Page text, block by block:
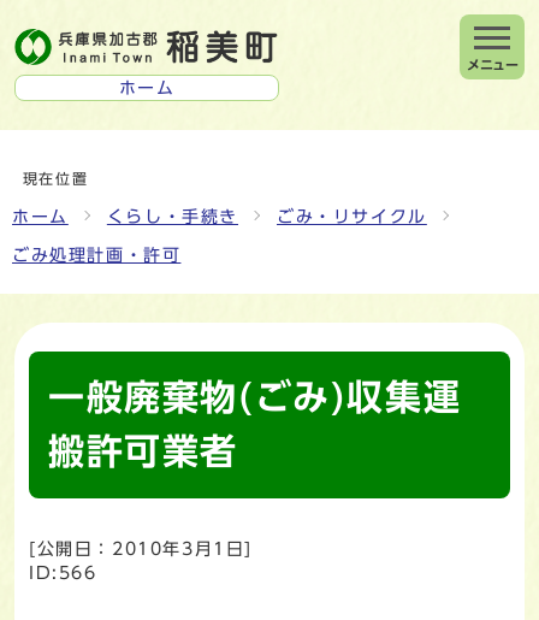
ホーム
メニュー
現在位置
ホーム くらし・手続き ごみ・リサイクル
ごみ処理計画・許可
一般廃棄物(ごみ)収集運
搬許可業者
[公開日： 2010年3月1日]
ID:566